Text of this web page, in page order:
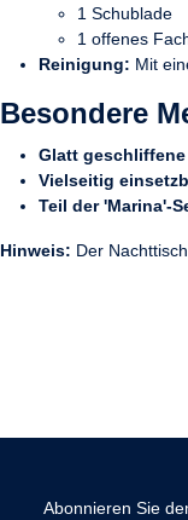
1 Schublade
1 offenes
Reinigung: Mit
Besondere
Glatt
Vielseitig
Teil der 'Marina'-
Hinweis: Der
Abonnieren Sie